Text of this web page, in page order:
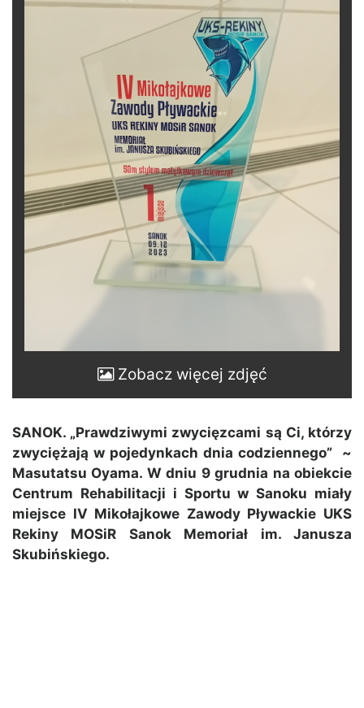
Zobacz więcej zdjęć
SANOK. „Prawdziwymi zwycięzcami są Ci, którzy
zwyciężają w pojedynkach dnia codziennego” ~
Masutatsu Oyama. W dniu 9 grudnia na obiekcie
Centrum Rehabilitacji i Sportu w Sanoku miały
miejsce IV Mikołajkowe Zawody Pływackie UKS
Rekiny MOSiR Sanok Memoriał im. Janusza
Skubińskiego.